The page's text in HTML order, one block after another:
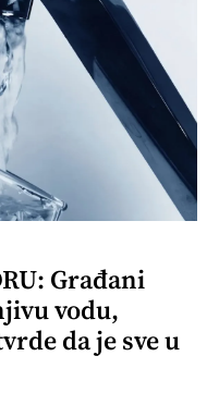
Građani
vodu,
da je sve u